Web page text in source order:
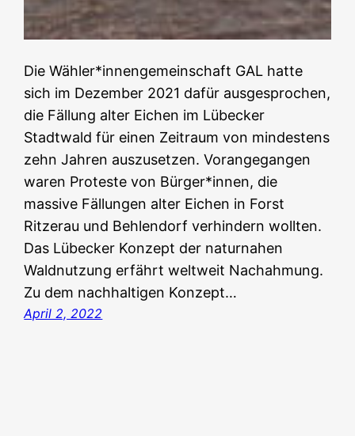
Die Wähler*innengemeinschaft GAL hatte
sich im Dezember 2021 dafür ausgesprochen,
die Fällung alter Eichen im Lübecker
Stadtwald für einen Zeitraum von mindestens
zehn Jahren auszusetzen. Vorangegangen
waren Proteste von Bürger*innen, die
massive Fällungen alter Eichen in Forst
Ritzerau und Behlendorf verhindern wollten.
Das Lübecker Konzept der naturnahen
Waldnutzung erfährt weltweit Nachahmung.
Zu dem nachhaltigen Konzept…
April 2, 2022